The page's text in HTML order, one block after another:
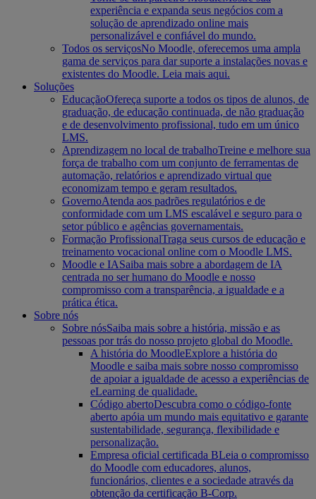
experiência e expanda seus negócios com a
solução de aprendizado online mais
personalizável e confiável do mundo.
Todos os serviçosNo Moodle, oferecemos uma ampla
gama de serviços para dar suporte a instalações novas e
existentes do Moodle. Leia mais aqui.
Soluções
EducaçãoOfereça suporte a todos os tipos de alunos, de
graduação, de educação continuada, de não graduação
e de desenvolvimento profissional, tudo em um único
LMS.
Aprendizagem no local de trabalhoTreine e melhore sua
força de trabalho com um conjunto de ferramentas de
automação, relatórios e aprendizado virtual que
economizam tempo e geram resultados.
GovernoAtenda aos padrões regulatórios e de
conformidade com um LMS escalável e seguro para o
setor público e agências governamentais.
Formação ProfissionalTraga seus cursos de educação e
treinamento vocacional online com o Moodle LMS.
Moodle e IASaiba mais sobre a abordagem de IA
centrada no ser humano do Moodle e nosso
compromisso com a transparência, a igualdade e a
prática ética.
Sobre nós
Sobre nósSaiba mais sobre a história, missão e as
pessoas por trás do nosso projeto global do Moodle.
A história do MoodleExplore a história do
Moodle e saiba mais sobre nosso compromisso
de apoiar a igualdade de acesso a experiências de
eLearning de qualidade.
Código abertoDescubra como o código-fonte
aberto apóia um mundo mais equitativo e garante
sustentabilidade, segurança, flexibilidade e
personalização.
Empresa oficial certificada BLeia o compromisso
do Moodle com educadores, alunos,
funcionários, clientes e a sociedade através da
obtenção da certificação B-Corp.